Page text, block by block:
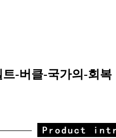
-버클-국가의-회복